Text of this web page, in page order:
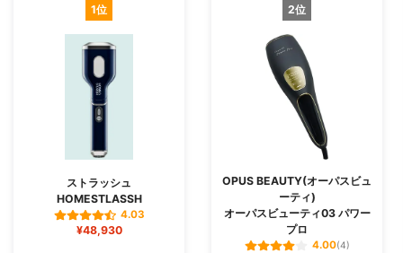
1位
ストラッシュ
HOMESTLASSH
4.03
¥48,930
2位
OPUS BEAUTY(オーパスビュ
ーティ)
オーパスビューティ03 パワー
プロ
4.00(4)